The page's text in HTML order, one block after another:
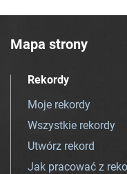
Mapa strony
Rekordy
Moje rekordy
Wszystkie rekordy
Utwórz rekord
Jak pracować z